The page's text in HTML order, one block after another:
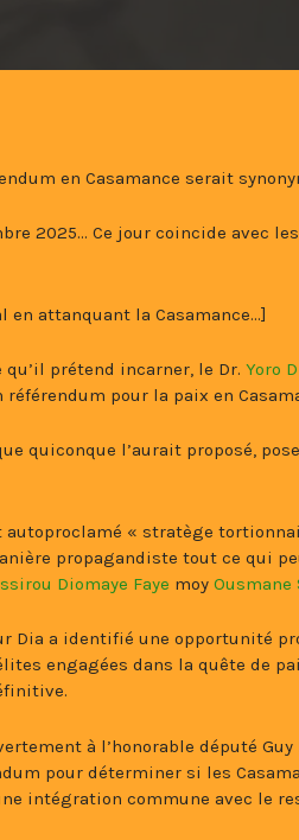
en Casamance serait
2025… Ce jour coincide avec
en attanquant la Casamance…]
prétend incarner, le Dr. Yoro
référendum pour la paix en
quiconque l’aurait proposé,
autoproclamé « stratège
propagandiste tout ce qui
Diomaye Faye moy Ousmane
Dia a identifié une opportunité
engagées dans la quête de
à l’honorable député
pour déterminer si les
intégration commune avec le